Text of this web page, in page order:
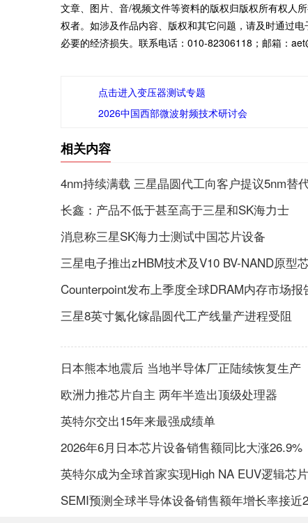
文章、图片、音/视频文件等资料的版权归版权所有权人
权者。如涉及作品内容、版权和其它问题，请及时通过
必要的经济损失。联系电话：010-82306118；邮箱：
点击进入变压器测试专题
2026中国西部微波射频技术研讨会
相关内容
4nm持续满载 三星晶圆代工向客户提议5nm替
长鑫：产品不低于甚至高于三星和SK海力士
消息称三星SK海力士测试中国芯片设备
三星电子推出zHBM技术及V10 BV-NAND原型
Counterpoint发布上季度全球DRAM内存市场报
三星8英寸氮化镓晶圆代工产线量产进程受阻
日本熊本地震后 当地半导体厂正陆续恢复生产
欧洲力推芯片自主 两年半造出顶级处理器
英特尔交出15年来最强成绩单
2026年6月日本芯片设备销售额同比大涨26.9%
英特尔成为全球首家实现High NA EUV逻辑芯
SEMI预测全球半导体设备销售额年增长率接近